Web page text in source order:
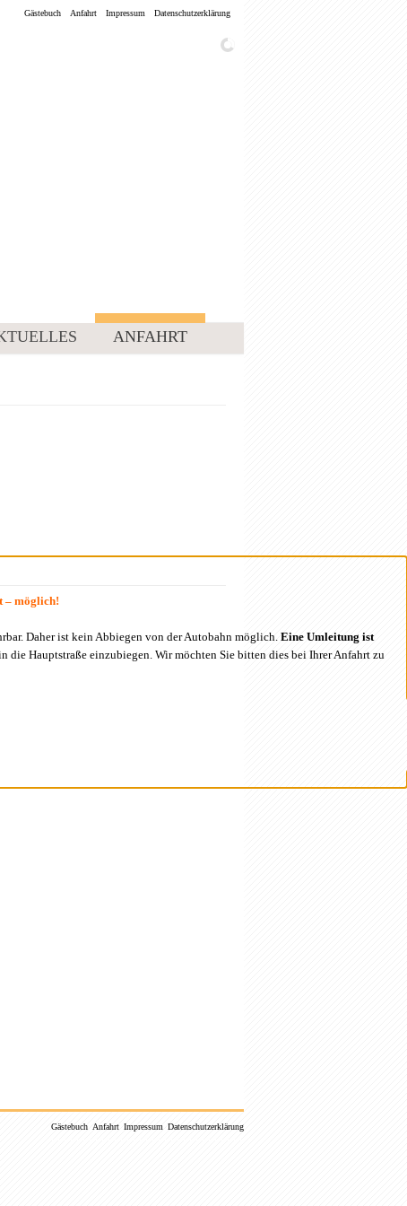
Gästebuch Anfahrt Impressum Datenschutzerklärung
ANFAHRT
Gästebuch Anfahrt Impressum Datenschutzerklärung
– möglich!
Daher ist kein Abbiegen von der Autobahn möglich. Eine Umleitung ist
Hauptstraße einzubiegen. Wir möchten Sie bitten dies bei Ihrer Anfahrt zu